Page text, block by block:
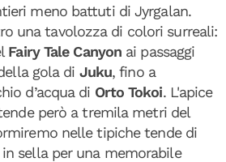
meno battuti di Jyrgalan.
una tavolozza di colori surreali:
Fairy Tale Canyon ai passaggi
gola di Juku, fino a
d’acqua di Orto Tokoi. L'apice
però a tremila metri del
nelle tipiche tende di
sella per una memorabile